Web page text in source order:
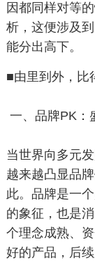
因都同样对等
析，这便涉及
能分出高下。
■由里到外，比
一、品牌PK：
当世界向多元
越来越凸显品
此。品牌是一
的象征，也是
个理念成熟、
好的产品，后